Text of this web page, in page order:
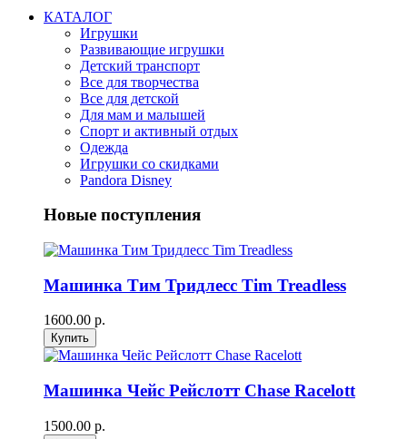
КАТАЛОГ
Игрушки
Развивающие игрушки
Детский транспорт
Все для творчества
Все для детской
Для мам и малышей
Спорт и активный отдых
Одежда
Игрушки со скидками
Pandora Disney
Новые поступления
Машинка Тим Тридлесс Tim Treadless
1600.00 р.
Машинка Чейс Рейслотт Chase Racelott
1500.00 р.